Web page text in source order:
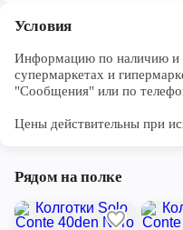
Условия
Информацию по наличию и
супермаркетах и
"Сообщения" или по
Цены действительны при
Рядом на полке